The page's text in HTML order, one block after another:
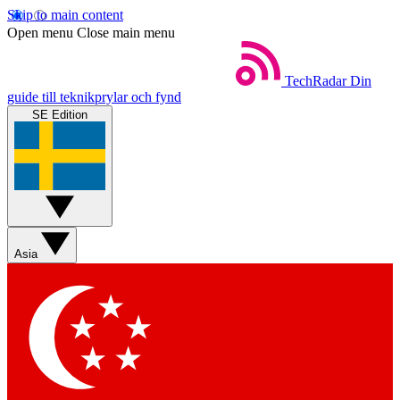
Skip to main content
Open menu Close main menu
TechRadar Din
guide till teknikprylar och fynd
SE Edition
Asia